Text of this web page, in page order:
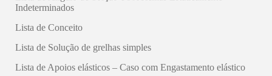
Indeterminados
Lista de Conceito
Lista de Solução de grelhas simples
Lista de Apoios elásticos – Caso com Engastamento elástico